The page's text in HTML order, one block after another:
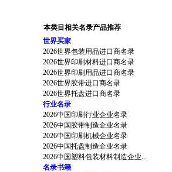
本类目相关名录产品推荐
世界买家
2026世界包装用品进口商名录
2026世界印刷材料进口商名录
2026世界印刷用品进口商名录
2026世界胶带进口商名录
2026世界托盘进口商名录
行业名录
2026中国印刷行业企业名录
2026中国胶带制造企业名录
2026中国印刷机械企业名录
2026中国托盘制造企业名录
2026中国塑料包装材料制造企业...
名录书籍